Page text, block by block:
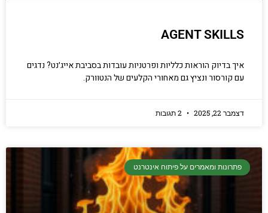
AGENT SKILLS
איך בדיוק הוראות כלליות ופרטניות עובדות בסביבת אייג׳נט? נדגים
עם קורסור ונציץ גם מאחורי הקלעים של הנטוורק.
דצמבר 22, 2025
פתרונות ומאמרים על פיתוח אינטרנט